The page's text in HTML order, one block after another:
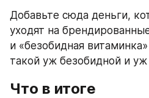
Добавьте сюда деньги,
уходят на
и «безобидная
такой уж безобидной и
Что в итоге